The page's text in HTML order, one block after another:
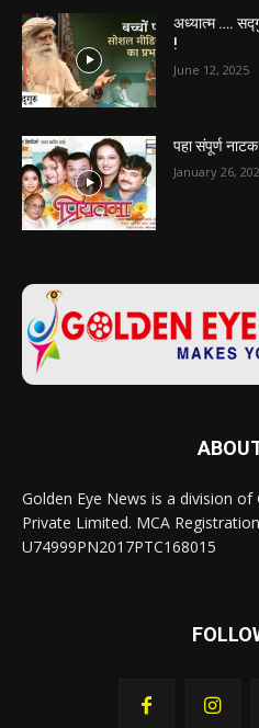
अध्यात्म ….
!
June 12, 2025
पहा संपूर्ण
January 26,
Golden Eye News is a division of
Private Limited. MCA
U74999PN2017PTC168015